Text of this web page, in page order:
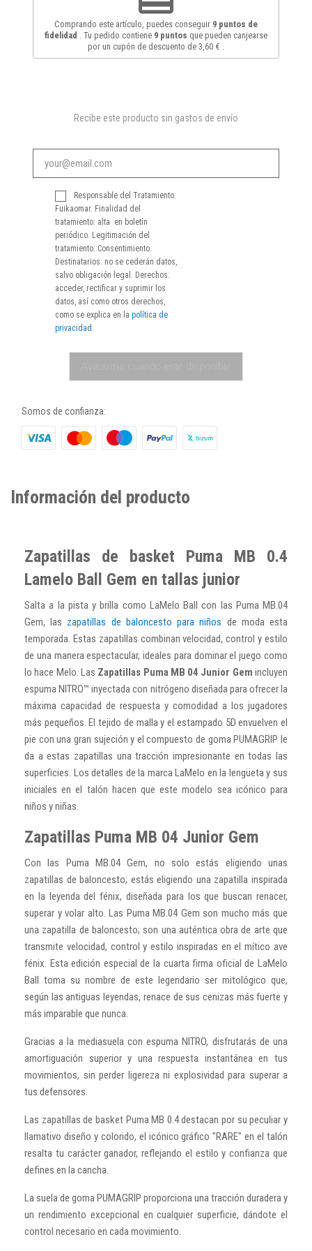
Comprando este artículo, puedes conseguir 9 puntos de
fidelidad
. Tu pedido contiene 9 puntos que pueden canjearse
por un cupón de descuento de 3,60 €
Recibe este producto sin gastos de envío
Responsable del Tratamiento:
Fuikaomar. Finalidad del
tratamiento: alta en boletín
periódico. Legitimación del
tratamiento: Consentimiento.
Destinatarios: no se cederán datos,
salvo obligación legal. Derechos:
acceder, rectificar y suprimir los
datos, así como otros derechos,
como se explica en la política de
privacidad .
Somos de confianza:
Información del producto
Zapatillas de basket Puma MB 0.4
Lamelo Ball Gem en tallas junior
Salta a la pista y brilla como LaMelo Ball con las Puma MB.04
Gem, las zapatillas de baloncesto para niños de moda esta
temporada. Estas zapatillas combinan velocidad, control y estilo
de una manera espectacular, ideales para dominar el juego como
lo hace Melo. Las Zapatillas Puma MB 04 Junior Gem incluyen
espuma NITRO™ inyectada con nitrógeno diseñada para ofrecer la
máxima capacidad de respuesta y comodidad a los jugadores
más pequeños. El tejido de malla y el estampado 5D envuelven el
pie con una gran sujeción y el compuesto de goma PUMAGRIP le
da a estas zapatillas una tracción impresionante en todas las
superficies. Los detalles de la marca LaMelo en la lengüeta y sus
iniciales en el talón hacen que este modelo sea icónico para
niños y niñas.
Zapatillas Puma MB 04 Junior Gem
Con las Puma MB.04 Gem, no solo estás eligiendo unas
zapatillas de baloncesto; estás eligiendo una zapatilla inspirada
en la leyenda del fénix, diseñada para los que buscan renacer,
superar y volar alto. Las Puma MB.04 Gem son mucho más que
una zapatilla de baloncesto; son una auténtica obra de arte que
transmite velocidad, control y estilo inspiradas en el mítico ave
fénix. Esta edición especial de la cuarta firma oficial de LaMelo
Ball toma su nombre de este legendario ser mitológico que,
según las antiguas leyendas, renace de sus cenizas más fuerte y
más imparable que nunca.
Gracias a la mediasuela con espuma NITRO, disfrutarás de una
amortiguación superior y una respuesta instantánea en tus
movimientos, sin perder ligereza ni explosividad para superar a
tus defensores.
Las zapatillas de basket Puma MB 0.4 destacan por su peculiar y
llamativo diseño y colorido, el icónico gráfico "RARE" en el talón
resalta tu carácter ganador, reflejando el estilo y confianza que
defines en la cancha.
La suela de goma PUMAGRIP proporciona una tracción duradera y
un rendimiento excepcional en cualquier superficie, dándote el
control necesario en cada movimiento.